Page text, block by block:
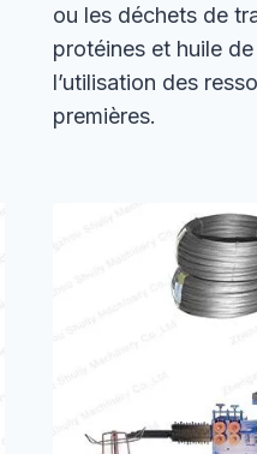
ou les déchets de
protéines et huile
l’utilisation des
premières.